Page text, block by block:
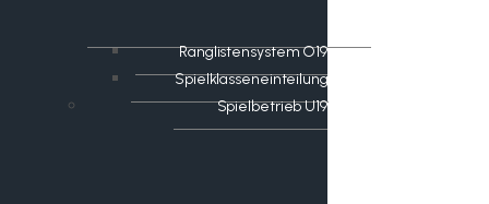
Ranglistensystem O19
Spielklasseneinteilung
Spielbetrieb U19